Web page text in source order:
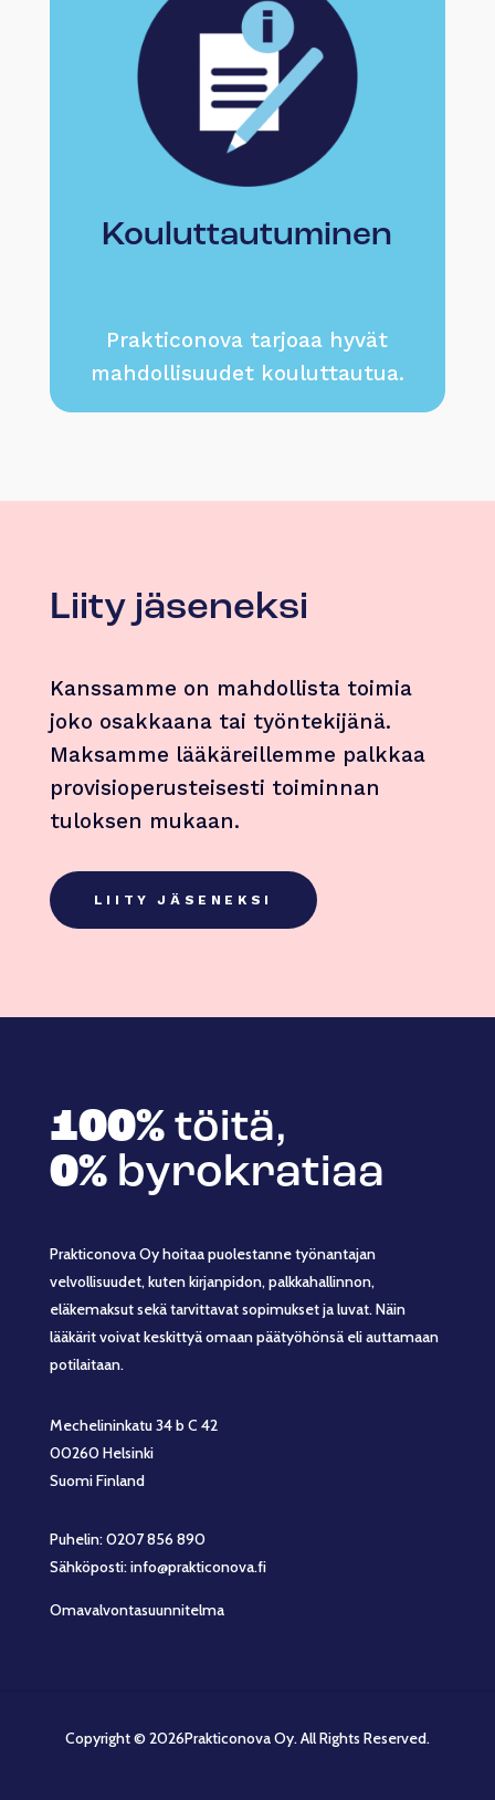
Kouluttautuminen
Prakticonova tarjoaa hyvät
mahdollisuudet kouluttautua.
Liity jäseneksi
Kanssamme on mahdollista toimia
joko osakkaana tai työntekijänä.
Maksamme lääkäreillemme palkkaa
provisioperusteisesti toiminnan
tuloksen mukaan.
LIITY JÄSENEKSI
100%töitä,
0%byrokratiaa
Prakticonova Oy hoitaa puolestanne työnantajan
velvollisuudet, kuten kirjanpidon, palkkahallinnon,
eläkemaksut sekä tarvittavat sopimukset ja luvat. Näin
lääkärit voivat keskittyä omaan päätyöhönsä eli auttamaan
potilaitaan.
Mechelininkatu 34 b C 42
00260 Helsinki
Suomi Finland
Puhelin: 0207 856 890
Sähköposti: info@prakticonova.fi
Omavalvontasuunnitelma
Copyright © 2026Prakticonova Oy. All Rights Reserved.